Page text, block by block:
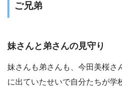
ご兄弟
妹さんと弟さんの見守り
妹さんも弟さんも、今田美桜さ
に出ていたせいで自分たちが学